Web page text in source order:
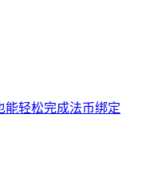
能轻松完成法币绑定